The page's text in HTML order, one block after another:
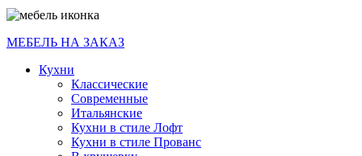
МЕБЕЛЬ НА ЗАКАЗ
Кухни
Классические
Современные
Итальянские
Кухни в стиле Лофт
Кухни в стиле Прованс